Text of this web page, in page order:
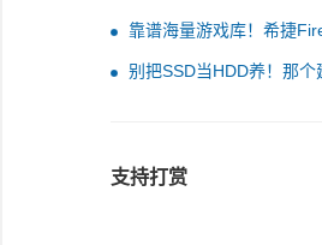
芯片工厂面临瘫痪
靠谱海量游戏库！希捷
别把SSD当HDD养！那
支持打赏